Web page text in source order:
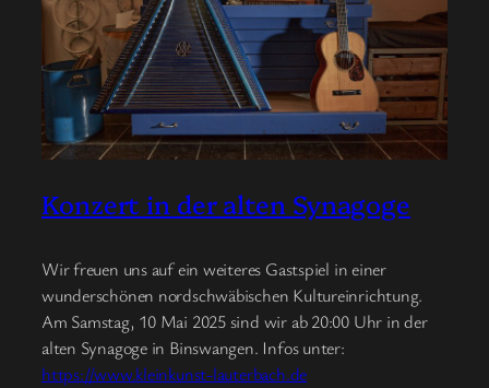
Konzert in der alten Synagoge
Wir freuen uns auf ein weiteres Gastspiel in einer
wunderschönen nordschwäbischen Kultureinrichtung.
Am Samstag, 10 Mai 2025 sind wir ab 20:00 Uhr in der
alten Synagoge in Binswangen. Infos unter:
https://www.kleinkunst-lauterbach.de